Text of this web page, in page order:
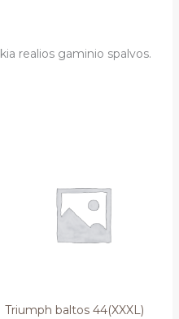
realios gaminio spalvos.
Triumph baltos 44(XXXL)